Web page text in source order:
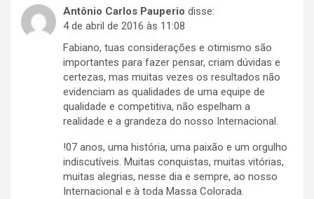
Antônio Carlos Pauperio disse:
4 de abril de 2016 às 11:08
Fabiano, tuas considerações e otimismo são
importantes para fazer pensar, criam dúvidas e
certezas, mas muitas vezes os resultados não
evidenciam as qualidades de uma equipe de
qualidade e competitiva, não espelham a
realidade e a grandeza do nosso Internacional.
!07 anos, uma história, uma paixão e um orgulho
indiscutíveis. Muitas conquistas, muitas vitórias,
muitas alegrias, nesse dia e sempre, ao nosso
Internacional e à toda Massa Colorada.